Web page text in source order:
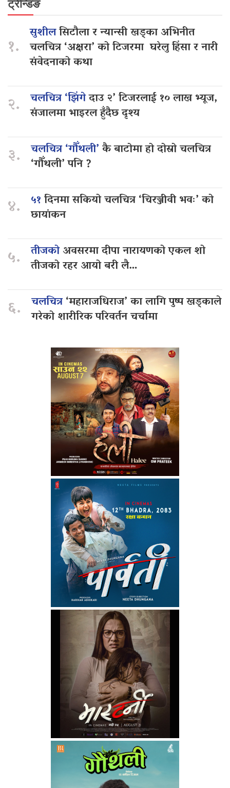
ट्रेन्डिङ
१.
सुशीलसिटौला र न्यान्सी खड्का अभिनीत
चलचित्र ‘अक्षरा’ को टिजरमा घरेलु हिंसा र नारी
संवेदनाको कथा
२. चलचित्र ‘झिंगेदाउ २’ टिजरलाई १० लाख भ्यूज,
संजालमा भाइरल हुँदैछ दृश्य
३. चलचित्र ‘गौँथली’कै बाटोमा हो दोस्रो चलचित्र
‘गौँथली’ पनि ?
४. ५१दिनमा सकियो चलचित्र ‘चिरञ्जीवी भवः’ को
छायांकन
५. तीजकोअवसरमा दीपा नारायणको एकल शो
तीजको रहर आयो बरी लै…
६. चलचित्र‘महाराजधिराज’ का लागि पुष्प खड्काले
गरेको शारीरिक परिवर्तन चर्चामा